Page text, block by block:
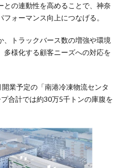
の連動性を高めることで、神奈
ォーマンス向上につなげる。
トラックバース数の増強や環境
多様化する顧客ニーズへの対応を
業予定の「南港冷凍物流センタ
合計では約30万5千トンの庫腹を